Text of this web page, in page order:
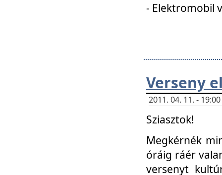
- Elektromobil
Verseny
2011. 04. 11. -
Sziasztok!
Megkérnék
óráig ráér
versenyt